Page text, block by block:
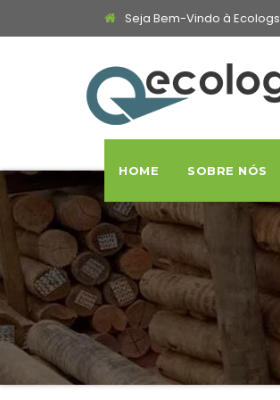
Seja Bem-Vindo à Ecologs
HOME SOBRE NÓS